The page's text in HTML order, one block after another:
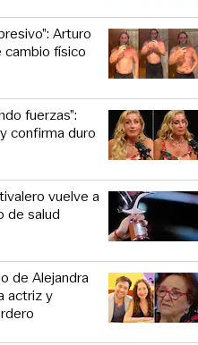
Arturo
físico
fuerzas”:
confirma duro
vuelve a
de salud
de Alejandra
actriz y